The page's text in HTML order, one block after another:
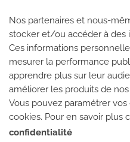
LES SALLES CLIMB UP
Climb Up vous accueille
France
TROUVE TA SALLE
Nos partenaires et nous-
stocker et/ou accéder à des
Ces informations
mesurer la performance
apprendre plus sur leur
améliorer les produits de nos
Vous pouvez paramétrer
cookies. Pour en savoir plus
confidentialité